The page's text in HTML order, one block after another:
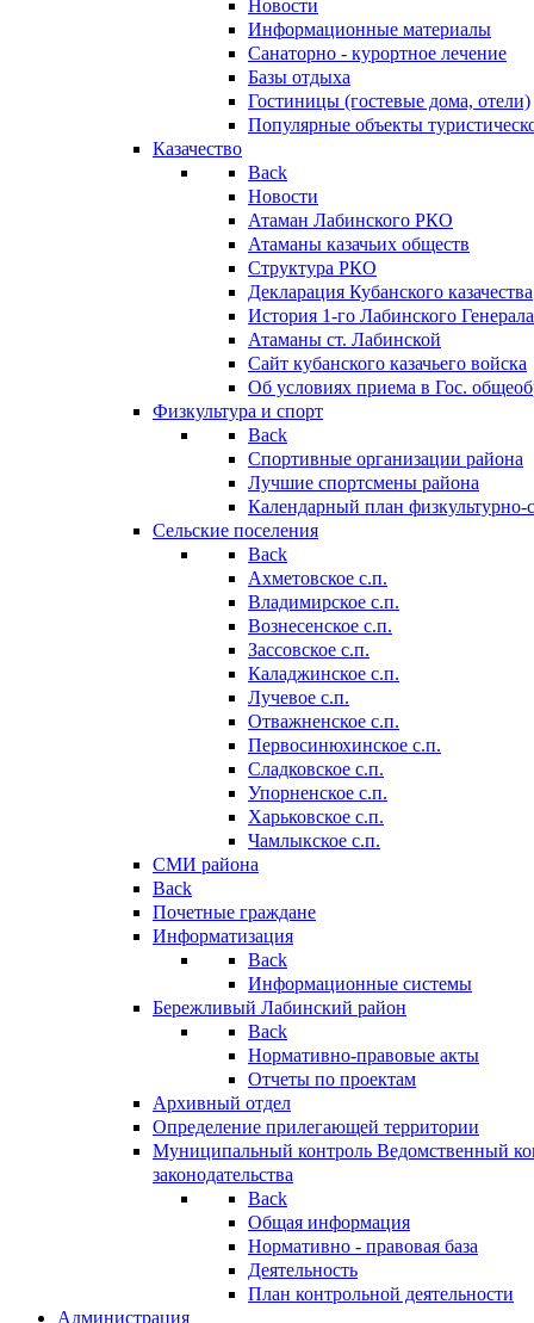
Новости
Информационные материалы
Санаторно - курортное лечение
Базы отдыха
Гостиницы (гостевые дома, отели)
Популярные объекты
Казачество
Back
Новости
Атаман Лабинского РКО
Атаманы казачьих обществ
Структура РКО
Декларация Кубанского казачества
История 1-го Лабинского
Атаманы ст. Лабинской
Cайт кубанского казачьего войска
Об условиях приема в Гос.
Физкультура и спорт
Back
Спортивные организации района
Лучшие спортсмены района
Календарный план
Сельские поселения
Back
Ахметовское с.п.
Владимирское с.п.
Вознесенское с.п.
Зассовское с.п.
Каладжинское с.п.
Лучевое с.п.
Отважненское с.п.
Первосинюхинское с.п.
Сладковское с.п.
Упорненское с.п.
Харьковское с.п.
Чамлыкское с.п.
СМИ района
Back
Почетные граждане
Информатизация
Back
Информационные системы
Бережливый Лабинский район
Back
Нормативно-правовые акты
Отчеты по проектам
Архивный отдел
Определение прилегающей территории
Муниципальный контроль Ведомственный
законодательства
Back
Общая информация
Нормативно - правовая база
Деятельность
План контрольной деятельности
Администрация